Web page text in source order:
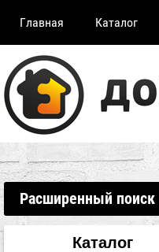
Главная Каталог
Расширенный поиск
Каталог